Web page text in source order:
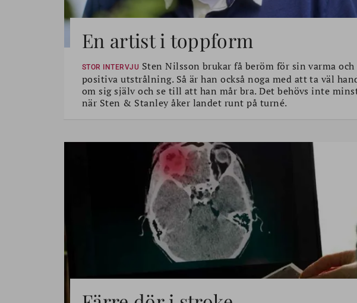
En artist i toppform
STOR INTERVJU Sten Nilsson brukar få beröm för sin varma och
positiva utstrålning. Så är han också noga med att ta väl
om sig själv och se till att han mår bra. Det behövs inte
när Sten & Stanley åker landet runt på turné.